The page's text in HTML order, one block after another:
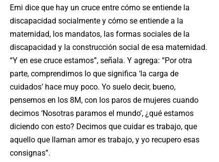
Emi dice que hay un cruce entre cómo se entiende la
discapacidad socialmente y cómo se entiende a la
maternidad, los mandatos, las formas sociales de la
discapacidad y la construcción social de esa maternidad.
“Y en ese cruce estamos”, señala. Y agrega: “Por otra
parte, comprendimos lo que significa ‘la carga de
cuidados’ hace muy poco. Yo suelo decir, bueno,
pensemos en los 8M, con los paros de mujeres cuando
decimos ‘Nosotras paramos el mundo’, ¿qué estamos
diciendo con esto? Decimos que cuidar es trabajo, que
aquello que llaman amor es trabajo, y yo recupero esas
consignas”.